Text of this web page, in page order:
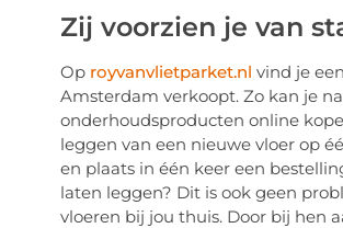
Zij voorzien je van
Op royvanvlietparket.nl vind je
Amsterdam verkoopt. Zo kan je
onderhoudsproducten online
leggen van een nieuwe vloer op
en plaats in één keer een
laten leggen? Dit is ook geen
vloeren bij jou thuis. Door bij hen